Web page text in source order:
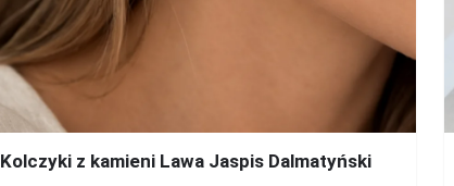
Kolczyki z kamieni Lawa Jaspis Dalmatyński